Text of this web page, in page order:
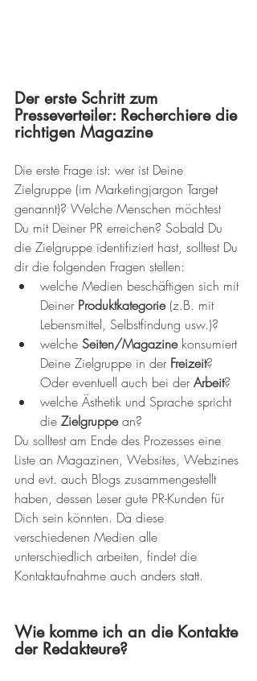
Der erste Schritt zum
Presseverteiler: Recherchiere die
richtigen Magazine
Die erste Frage ist: wer ist Deine
Zielgruppe (im Marketingjargon Target
genannt)? Welche Menschen möchtest
Du mit Deiner PR erreichen? Sobald Du
die Zielgruppe identifiziert hast, solltest Du
dir die folgenden Fragen stellen:
welche Medien beschäftigen sich mit
Deiner Produktkategorie (z.B. mit
Lebensmittel, Selbstfindung usw.)?
welche Seiten/Magazine konsumiert
Deine Zielgruppe in der Freizeit?
Oder eventuell auch bei der Arbeit?
welche Ästhetik und Sprache spricht
die Zielgruppe an?
Du solltest am Ende des Prozesses eine
Liste an Magazinen, Websites, Webzines
und evt. auch Blogs zusammengestellt
haben, dessen Leser gute PR-Kunden für
Dich sein könnten. Da diese
verschiedenen Medien alle
unterschiedlich arbeiten, findet die
Kontaktaufnahme auch anders statt.
Wie komme ich an die Kontakte
der Redakteure?